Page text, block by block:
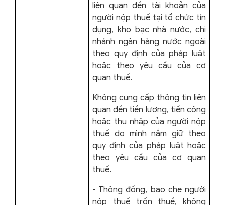
liên quan đến tài khoản của
người nộp thuế tại tổ chức tín
dụng, kho bạc nhà nước, chi
nhánh ngân hàng nước ngoài
theo quy định của pháp luật
hoặc theo yêu cầu của cơ
quan thuế.
Không cung cấp thông tin liên
quan đến tiền lương, tiền công
hoặc thu nhập của người nộp
thuế do mình nắm giữ theo
quy định của pháp luật hoặc
theo yêu cầu của cơ quan
thuế.
- Thông đồng, bao che người
nộp thuế trốn thuế, không